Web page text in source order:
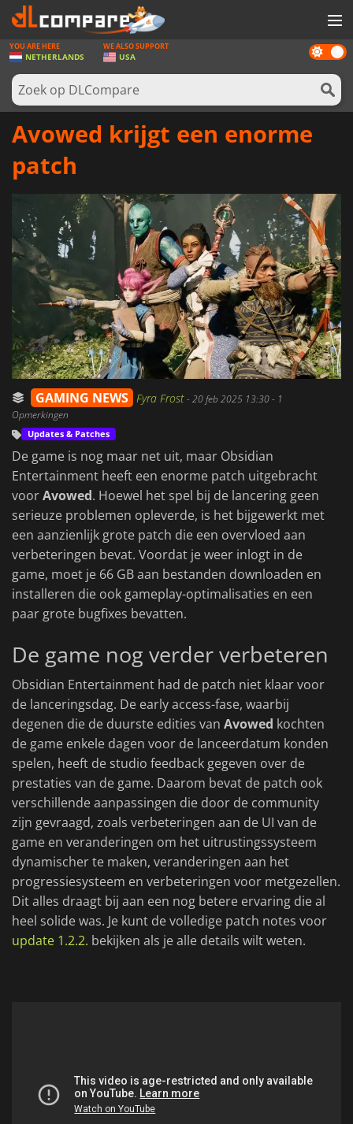
SPELLEN
GAME CARDS
SOFTWARE
NIEUWS
LOG IN OF REGISTREER
Dark
mode
YOU ARE HERE
NETHERLANDS
WE ALSO SUPPORT
USA
Avowed krijgt een enorme
patch
GAMING NEWS Fyra Frost-20 feb 2025 13:30- 1
Opmerkingen
Updates & Patches
De game is nog maar net uit, maar Obsidian
Entertainment heeft een enorme patch uitgebracht
voorAvowed. Hoewel het spel bij de lancering geen
serieuze problemen opleverde, is het bijgewerkt met
een aanzienlijk grote patch die een overvloed aan
verbeteringen bevat. Voordat je weer inlogt in de
game, moet je 66 GB aan bestanden downloaden en
installeren die ook gameplay-optimalisaties en een
paar grote bugfixes bevatten.
De game nog verder verbeteren
Obsidian Entertainment had de patch niet klaar voor
de lanceringsdag. De early access-fase, waarbij
degenen die de duurste edities van Avowed kochten
de game enkele dagen voor de lanceerdatum konden
spelen, heeft de studio feedback gegeven over de
prestaties van de game. Daarom bevat de patch ook
verschillende aanpassingen die door de community
zijn gevraagd, zoals verbeteringen aan de UI van de
game en veranderingen om het uitrustingssysteem
dynamischer te maken, veranderingen aan het
progressiesysteem en verbeteringen voor metgezellen.
Dit alles draagt bij aan een nog betere ervaring die al
heel solide was. Je kunt de volledige patch notes voor
update 1.2.2. bekijken als je alle details wilt weten.